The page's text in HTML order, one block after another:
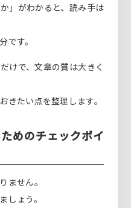
」がわかると、読み手は
です。
けで、文章の質は大きく
きたい点を整理します。
めのチェックポイ
ません。
しょう。